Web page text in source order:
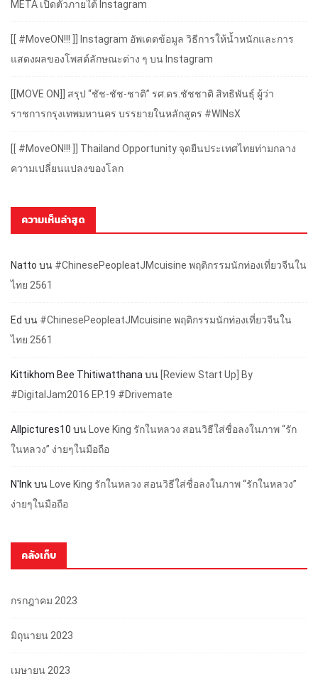
META เปิดตัวภายใต้ Instagram
[[ #MoveON!!! ]] Instagram อัพเดตข้อมูล วิธีการให้น้ำหนักและการ
แสดงผลของโพสต์ลักษณะต่าง ๆ บน Instagram
[[MOVE ON]] สรุป “ชัช-ชัช-ชาติ” รศ.ดร.ชัชชาติ สิทธิพันธุ์ ผู้ว่า
ราชการกรุงเทพมหานคร บรรยายในหลักสูตร #WINsX
[[ #MoveON!!! ]] Thailand Opportunity จุดยืนประเทศไทยท่ามกลาง
ความเปลี่ยนแปลงของโลก
ความเห็นล่าสุด
Natto บน #ChinesePeopleatJMcuisine พฤติกรรมนักท่องเที่ยวจีนใน
ไทย 2561
Ed บน #ChinesePeopleatJMcuisine พฤติกรรมนักท่องเที่ยวจีนใน
ไทย 2561
Kittikhom Bee Thitiwatthana บน [Review Start Up] By
#DigitalJam2016 EP.19 #Drivemate
Allpictures10 บน
Love King รักในหลวง สอนวิธีใส่ชื่อลงในภาพ “รัก
ในหลวง” ง่ายๆในมือถือ
N'Inkบน
Love King รักในหลวง สอนวิธีใส่ชื่อลงในภาพ “รักในหลวง”
ง่ายๆในมือถือ
คลังเก็บ
กรกฎาคม 2023
มิถุนายน 2023
เมษายน 2023